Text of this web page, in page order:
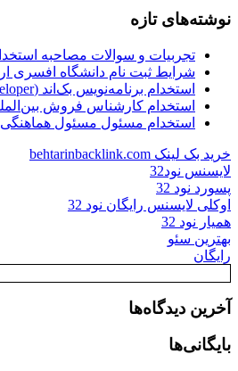
نوشته‌های تازه
تجربیات و سوالات مصاحبه
شرایط ثبت نام دانشگاه افسری ارتش ۱۴۰۵ –
استخدام برنامه‌نویس بک‌اند (Backend Developer-شیراز)
استخدام کارشناس فروش
استخدام مسئول مسئول
خرید بک لینک behtarinbacklink.com
لایسنس نود32
پسورد نود 32
اوکلی لایسنس رایگان نود 32
همیار نود 32
بهترین سئو
رایگان
آخرین دیدگاه‌ها
بایگانی‌ها